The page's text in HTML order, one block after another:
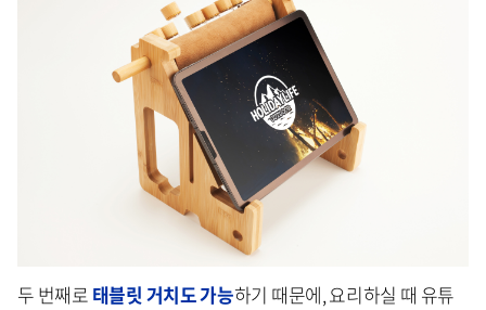
두 번째로 태블릿 거치도 가능하기 때문에, 요리하실 때 유튜